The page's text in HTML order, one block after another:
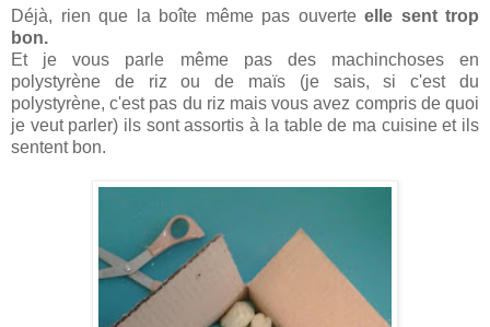
Déjà, rien que la boîte même pas ouverte elle sent trop
bon.
Et je vous parle même pas des machinchoses en
polystyrène de riz ou de maïs (je sais, si c'est du
polystyrène, c'est pas du riz mais vous avez compris de quoi
je veut parler) ils sont assortis à la table de ma cuisine et ils
sentent bon.